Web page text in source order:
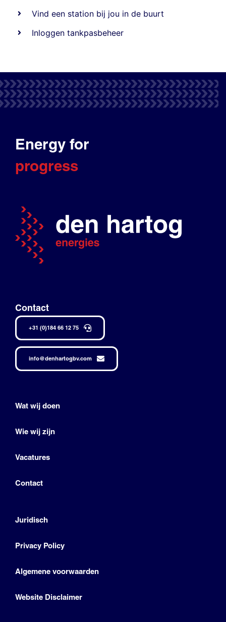
Vind een station bij jou in de buurt
Inloggen tankpasbeheer
Energy for
progress
Contact
+31 (0)184 66 12 75
info@denhartogbv.com
Wat wij doen
Wie wij zijn
Vacatures
Contact
Juridisch
Privacy Policy
Algemene voorwaarden
Website Disclaimer